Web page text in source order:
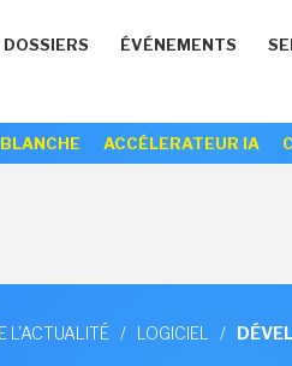
DOSSIERS ÉVÉNEMENTS
ACCÉLERATEUR IA
L'ACTUALITÉ / LOGICIEL /